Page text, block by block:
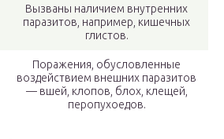
Вызваны наличием внутренних
паразитов, например, кишечных
глистов.
Поражения, обусловленные
воздействием внешних паразитов
— вшей, клопов, блох, клещей,
перопухоедов.